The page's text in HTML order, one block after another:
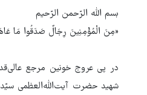
بسم الله الرّحمن الرّحیم
«مِنَ الْمُؤْمِنِینَ رِجَالٌ صَدَقُوا مَا
در پی عروج خونین مرجع
شهید حضرت آیت‌الله‌العظمی